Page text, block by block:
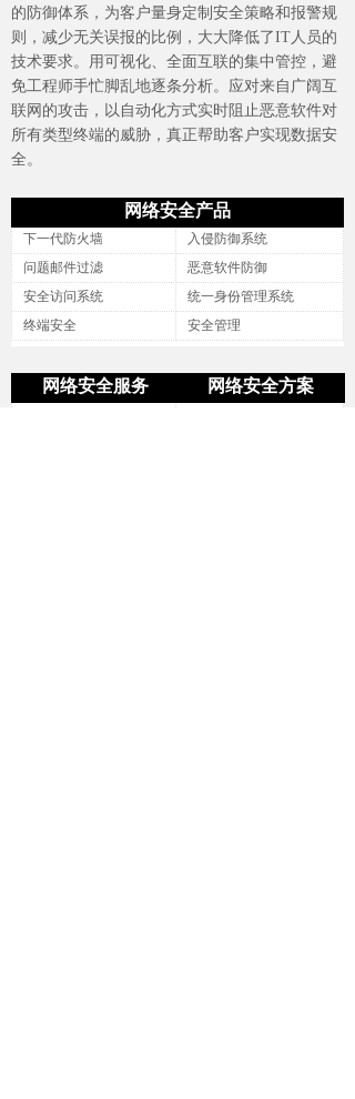
的防御体系，为客户量身定制安全策略和报警规
则，减少无关误报的比例，大大降低了IT人员的
技术要求。用可视化、全面互联的集中管控，避
免工程师手忙脚乱地逐条分析。应对来自广阔互
联网的攻击，以自动化方式实时阻止恶意软件对
所有类型终端的威胁，真正帮助客户实现数据安
全。
网络安全产品
下一代防火墙
入侵防御系统
问题邮件过滤
恶意软件防御
安全访问系统
统一身份管理系统
终端安全
安全管理
网络安全服务 网络安全方案